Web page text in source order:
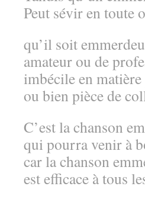
Peut sévir en toute
qu’il soit
amateur ou de
imbécile en
ou bien pièce de
C’est la chanson
qui pourra venir à
car la chanson
est efficace à tous